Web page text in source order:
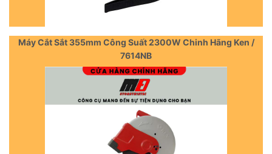
Máy Cắt Sắt 355mm Công Suất 2300W Chinh Hãng Ken /
7614NB